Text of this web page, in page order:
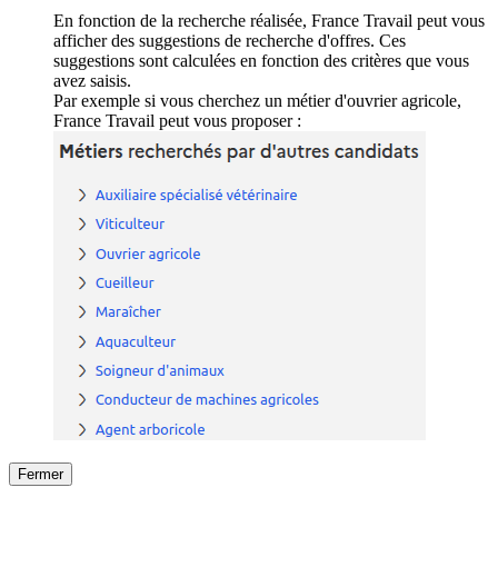
En fonction de la recherche réalisée, France Travail peut vous
afficher des suggestions de recherche d'offres. Ces
suggestions sont calculées en fonction des critères que vous
avez saisis.
Par exemple si vous cherchez un métier d'ouvrier agricole,
France Travail peut vous proposer :
Fermer